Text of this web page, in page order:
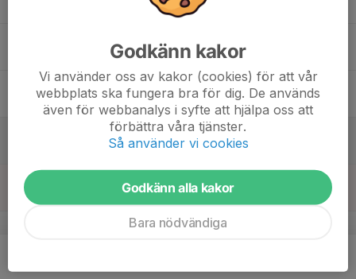
FREDSLOPPPET
Slottsskogen Nedanför Björgårdsvillan
17
Sön
v.38
Mån
Godkänn kakor
Vi använder oss av kakor (cookies) för att vår
webbplats ska fungera bra för dig. De används
även för webbanalys i syfte att hjälpa oss att
förbättra våra tjänster.
Så använder vi cookies
Godkänn alla kakor
Bara nödvändiga